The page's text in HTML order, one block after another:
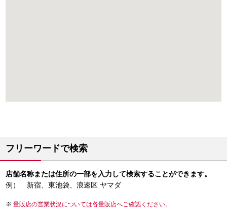
フリーワードで検索
店舗名称または住所の一部を入力して検索することができます。
例） 新宿、東池袋、浪速区 ヤマダ
量販店の営業状況については各量販店へご確認ください。